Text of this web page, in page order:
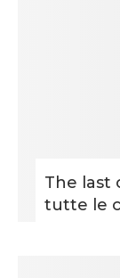
The last
tutte le